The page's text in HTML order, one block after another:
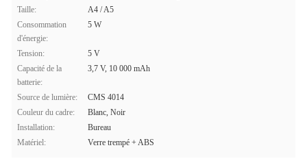
Taille:
A4 / A5
Consommation
d'énergie:
5 W
Tension:
5 V
Capacité de la
batterie:
3,7 V, 10 000 mAh
Source de lumière:
CMS 4014
Couleur du cadre:
Blanc, Noir
Installation:
Bureau
Matériel:
Verre trempé + ABS